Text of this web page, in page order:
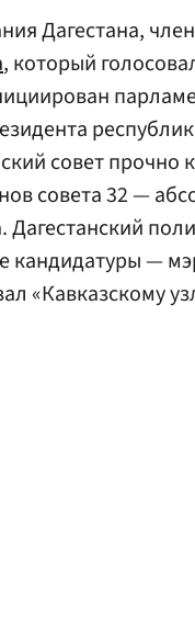
Дагестана,
, который
совет прочно
совета 32 —
кандидатуры —
«Кавказскому